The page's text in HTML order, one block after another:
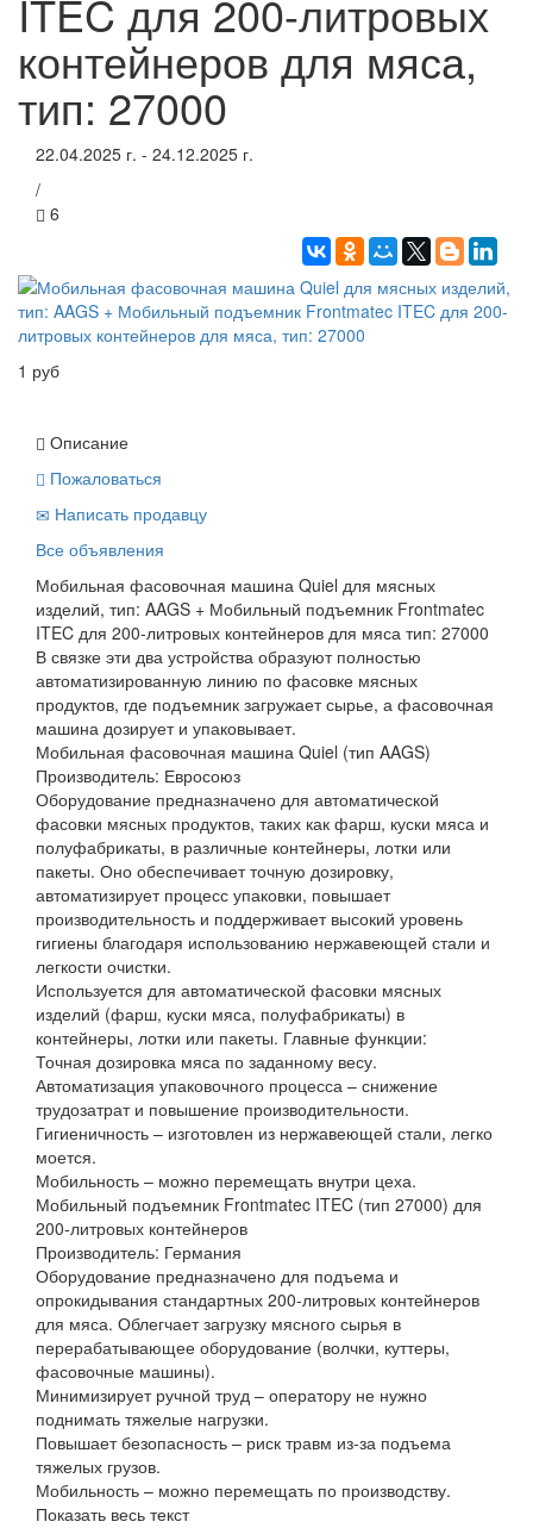
ITEC для 200-литровых
контейнеров для мяса,
тип: 27000
22.04.2025 г. - 24.12.2025 г.
/
6
1 руб
Описание
Пожаловаться
Написать продавцу
Все объявления
Мобильная фасовочная машина Quiel для мясных
изделий, тип: AAGS + Мобильный подъемник Frontmatec
ITEC для 200-литровых контейнеров для мяса тип: 27000
В связке эти два устройства образуют полностью
автоматизированную линию по фасовке мясных
продуктов, где подъемник загружает сырье, а фасовочная
машина дозирует и упаковывает.
Мобильная фасовочная машина Quiel (тип AAGS)
Производитель: Евросоюз
Оборудование предназначено для автоматической
фасовки мясных продуктов, таких как фарш, куски мяса и
полуфабрикаты, в различные контейнеры, лотки или
пакеты. Оно обеспечивает точную дозировку,
автоматизирует процесс упаковки, повышает
производительность и поддерживает высокий уровень
гигиены благодаря использованию нержавеющей стали и
легкости очистки.
Используется для автоматической фасовки мясных
изделий (фарш, куски мяса, полуфабрикаты) в
контейнеры, лотки или пакеты. Главные функции:
Точная дозировка мяса по заданному весу.
Автоматизация упаковочного процесса – снижение
трудозатрат и повышение производительности.
Гигиеничность – изготовлен из нержавеющей стали, легко
моется.
Мобильность – можно перемещать внутри цеха.
Мобильный подъемник Frontmatec ITEC (тип 27000) для
200-литровых контейнеров
Производитель: Германия
Оборудование предназначено для подъема и
опрокидывания стандартных 200-литровых контейнеров
для мяса. Облегчает загрузку мясного сырья в
перерабатывающее оборудование (волчки, куттеры,
фасовочные машины).
Минимизирует ручной труд – оператору не нужно
поднимать тяжелые нагрузки.
Повышает безопасность – риск травм из-за подъема
тяжелых грузов.
Мобильность – можно перемещать по производству.
Показать весь текст